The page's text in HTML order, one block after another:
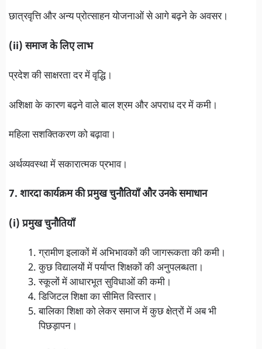
छात्रवृत्ति और अन्य प्रोत्साहन योजनाओं से आगे बढ़ने के अवसर।
(ii) समाज के लिए लाभ
प्रदेश की साक्षरता दर में वृद्धि।
अशिक्षा के कारण बढ़ने वाले बाल श्रम और अपराध दर में कमी।
महिला सशक्तिकरण को बढ़ावा।
अर्थव्यवस्था में सकारात्मक प्रभाव।
7. शारदा कार्यक्रम की प्रमुख चुनौतियाँ और उनके समाधान
(i) प्रमुख चुनौतियाँ
ग्रामीण इलाकों में अभिभावकों की जागरूकता की कमी।
कुछ विद्यालयों में पर्याप्त शिक्षकों की अनुपलब्धता।
स्कूलों में आधारभूत सुविधाओं की कमी।
डिजिटल शिक्षा का सीमित विस्तार।
बालिका शिक्षा को लेकर समाज में कुछ क्षेत्रों में अब भी
पिछड़ापन।